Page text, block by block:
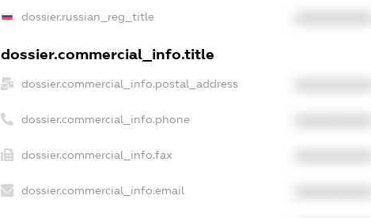
dossier.russian_reg_title
dossier.commercial_info.title
dossier.commercial_info.postal_address
dossier.commercial_info.phone
dossier.commercial_info.fax
dossier.commercial_info.email